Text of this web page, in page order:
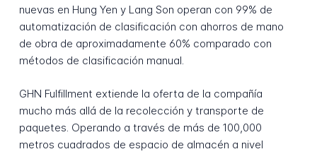
nuevas en Hung Yen y Lang Son operan con 99% de
automatización de clasificación con ahorros de mano
de obra de aproximadamente 60% comparado con
métodos de clasificación manual.
GHN Fulfillment extiende la oferta de la compañía
mucho más allá de la recolección y transporte de
paquetes. Operando a través de más de 100,000
metros cuadrados de espacio de almacén a nivel